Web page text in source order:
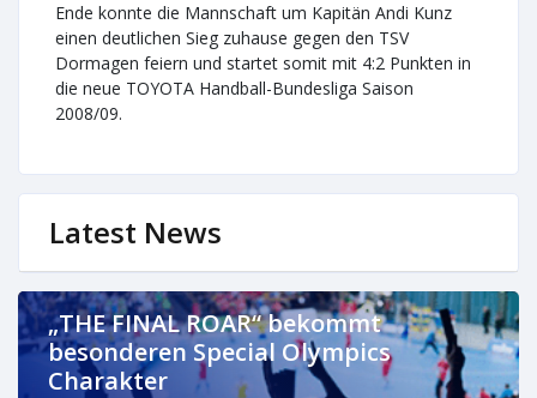
Ende konnte die Mannschaft um Kapitän Andi Kunz
einen deutlichen Sieg zuhause gegen den TSV
Dormagen feiern und startet somit mit 4:2 Punkten in
die neue TOYOTA Handball-Bundesliga Saison
2008/09.
Latest News
„THE FINAL ROAR“ bekommt
besonderen Special Olympics
Charakter